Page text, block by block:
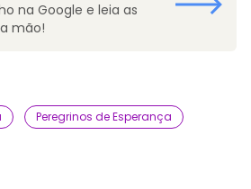
na Google e leia as
mão!
Peregrinos de Esperança